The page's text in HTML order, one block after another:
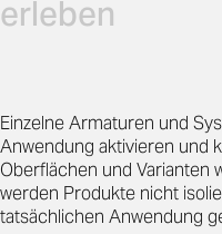
erleben
Einzelne Armaturen und
Anwendung aktivieren und
Oberflächen und Varianten
werden Produkte nicht
tatsächlichen Anwendung